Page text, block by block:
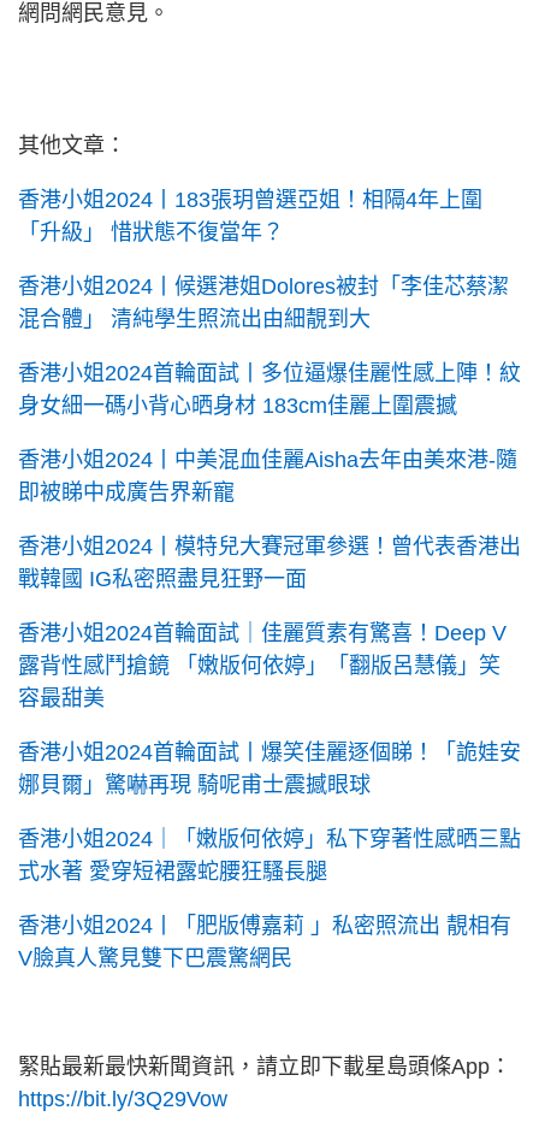
網問網民意見。
其他文章：
香港小姐2024丨183張玥曾選亞姐！相隔4年上圍
「升級」 惜狀態不復當年？
香港小姐2024丨候選港姐Dolores被封「李佳芯蔡潔
混合體」 清純學生照流出由細靚到大
香港小姐2024首輪面試丨多位逼爆佳麗性感上陣！紋
身女細一碼小背心晒身材 183cm佳麗上圍震撼
香港小姐2024丨中美混血佳麗Aisha去年由美來港-隨
即被睇中成廣告界新寵
香港小姐2024丨模特兒大賽冠軍參選！曾代表香港出
戰韓國 IG私密照盡見狂野一面
香港小姐2024首輪面試｜佳麗質素有驚喜！Deep V
露背性感鬥搶鏡 「嫩版何依婷」「翻版呂慧儀」笑
容最甜美
香港小姐2024首輪面試丨爆笑佳麗逐個睇！「詭娃安
娜貝爾」驚嚇再現 騎呢甫士震撼眼球
香港小姐2024｜「嫩版何依婷」私下穿著性感晒三點
式水著 愛穿短裙露蛇腰狂騷長腿
香港小姐2024丨「肥版傅嘉莉 」私密照流出 靚相有
V臉真人驚見雙下巴震驚網民
緊貼最新最快新聞資訊，請立即下載星島頭條App：
https://bit.ly/3Q29Vow